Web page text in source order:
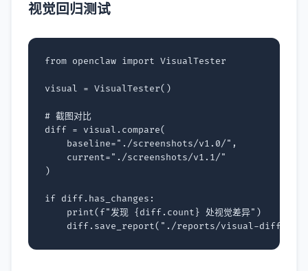
视觉回归测试
from openclaw import VisualTester
visual = VisualTester()
# 截图对比
diff = visual . compare(
baseline="./screenshots/v1.0/" ,
current="./screenshots/v1.1/"
)
if diff. has_changes :
print( f"发现 { diff. count } 处视觉差异" )
diff. save_report( "./reports/visual-